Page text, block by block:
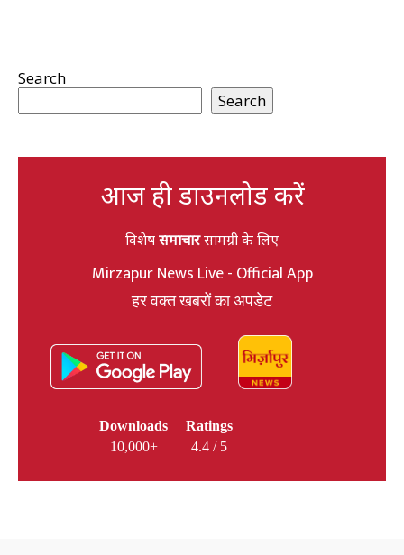
Search
Search
आज ही डाउनलोड करें
विशेषसमाचारसामग्री के लिए
Mirzapur News Live - Official App
हर वक्त खबरों का अपडेट
Downloads
10,000+
Ratings
4.4 / 5